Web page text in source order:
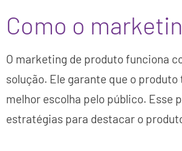
Como o
O marketing de produto funciona
solução. Ele garante que o produto
melhor escolha pelo público. Esse
estratégias para destacar o